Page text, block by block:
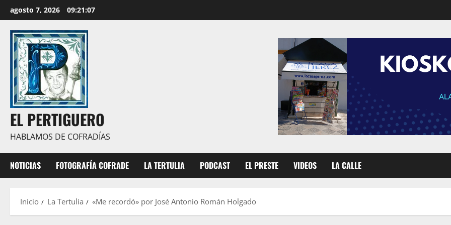
al
contenido
agosto 7, 2026 09:21:09
EL PERTIGUERO
HABLAMOS DE COFRADÍAS
NOTICIAS FOTOGRAFÍA COFRADE LA TERTULIA PODCAST EL PRESTE VIDEOS LA CALLE
Inicio La Tertulia «Me recordó» por José Antonio Román Holgado